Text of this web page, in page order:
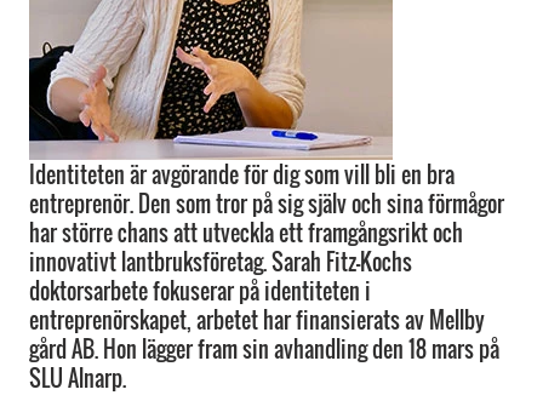
Identiteten är avgörande för dig som vill bli en bra
entreprenör. Den som tror på sig själv och sina förmågor
har större chans att utveckla ett framgångsrikt och
innovativt lantbruksföretag. Sarah Fitz-Kochs
doktorsarbete fokuserar på identiteten i
entreprenörskapet, arbetet har finansierats av Mellby
gård AB. Hon lägger fram sin avhandling den 18 mars på
SLU Alnarp.